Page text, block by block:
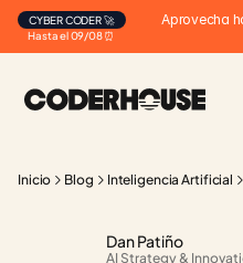
Hasta el 09/08 ⏰
CYBER CODER 🚀 Aprovecha
Inicio Blog Inteligencia Artificial
Dan Patiño
AI Strategy &